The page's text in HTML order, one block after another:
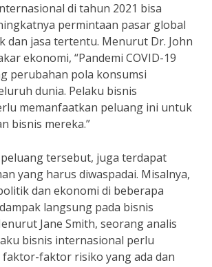
di tahun 2021 bisa
permintaan pasar global
dan jasa tertentu. Menurut Dr. John
ekonomi, “Pandemi COVID-19
perubahan pola konsumsi
dunia. Pelaku bisnis
memanfaatkan peluang ini untuk
bisnis mereka.”
tersebut, juga terdapat
yang harus diwaspadai. Misalnya,
dan ekonomi di beberapa
langsung pada bisnis
Jane Smith, seorang analis
bisnis internasional perlu
faktor risiko yang ada dan